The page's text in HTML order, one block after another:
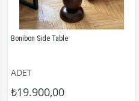
Bonibon Side Table
ADET
₺19.900,00